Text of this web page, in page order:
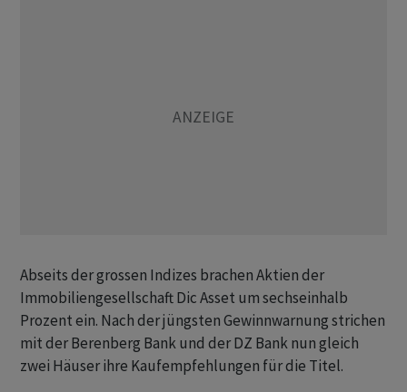
Abseits der grossen Indizes brachen Aktien der
Immobiliengesellschaft Dic Asset um sechseinhalb
Prozent ein. Nach der jüngsten Gewinnwarnung strichen
mit der Berenberg Bank und der DZ Bank nun gleich
zwei Häuser ihre Kaufempfehlungen für die Titel.